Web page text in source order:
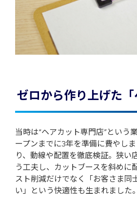
ゼロから作り上げた「
当時は“ヘアカット専門店”という
ープンまでに3年を準備に費やし
り、動線や配置を徹底検証。狭い
う工夫し、カットブースを斜めに
スト削減だけでなく「お客さま同
い」という快適性も生まれました。